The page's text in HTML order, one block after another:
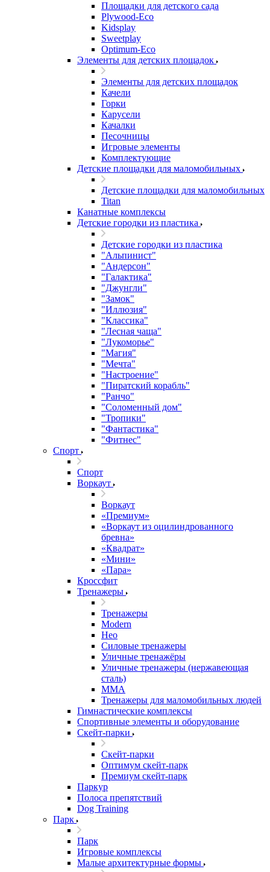
Площадки для детского сада
Plywood-Eco
Kidsplay
Sweetplay
Оptimum-Еco
Элементы для детских площадок
Элементы для детских площадок
Качели
Горки
Карусели
Качалки
Песочницы
Игровые элементы
Комплектующие
Детские площадки для маломобильных
Детские площадки для маломобильных
Titan
Канатные комплексы
Детские городки из пластика
Детские городки из пластика
"Альпинист"
"Андерсон"
"Галактика"
"Джунгли"
"Замок"
"Иллюзия"
"Классика"
"Лесная чаща"
"Лукоморье"
"Магия"
"Мечта"
"Настроение"
"Пиратский корабль"
"Ранчо"
"Соломенный дом"
"Тропики"
"Фантастика"
"Фитнес"
Спорт
Спорт
Воркаут
Воркаут
«Премиум»
«Воркаут из оцилиндрованного
бревна»
«Квадрат»
«Мини»
«Пара»
Кроссфит
Тренажеры
Тренажеры
Modern
Нео
Силовые тренажеры
Уличные тренажёры
Уличные тренажеры (нержавеющая
сталь)
ММА
Тренажеры для маломобильных людей
Гимнастические комплексы
Спортивные элементы и оборудование
Скейт-парки
Скейт-парки
Оптимум скейт-парк
Премиум скейт-парк
Паркур
Полоса препятствий
Dog Training
Парк
Парк
Игровые комплексы
Малые архитектурные формы